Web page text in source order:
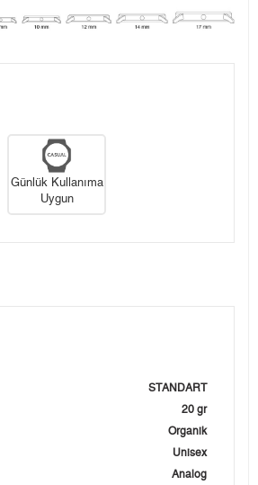
Günlük Kullanıma
Uygun
STANDART
20 gr
Organik
Unisex
Analog